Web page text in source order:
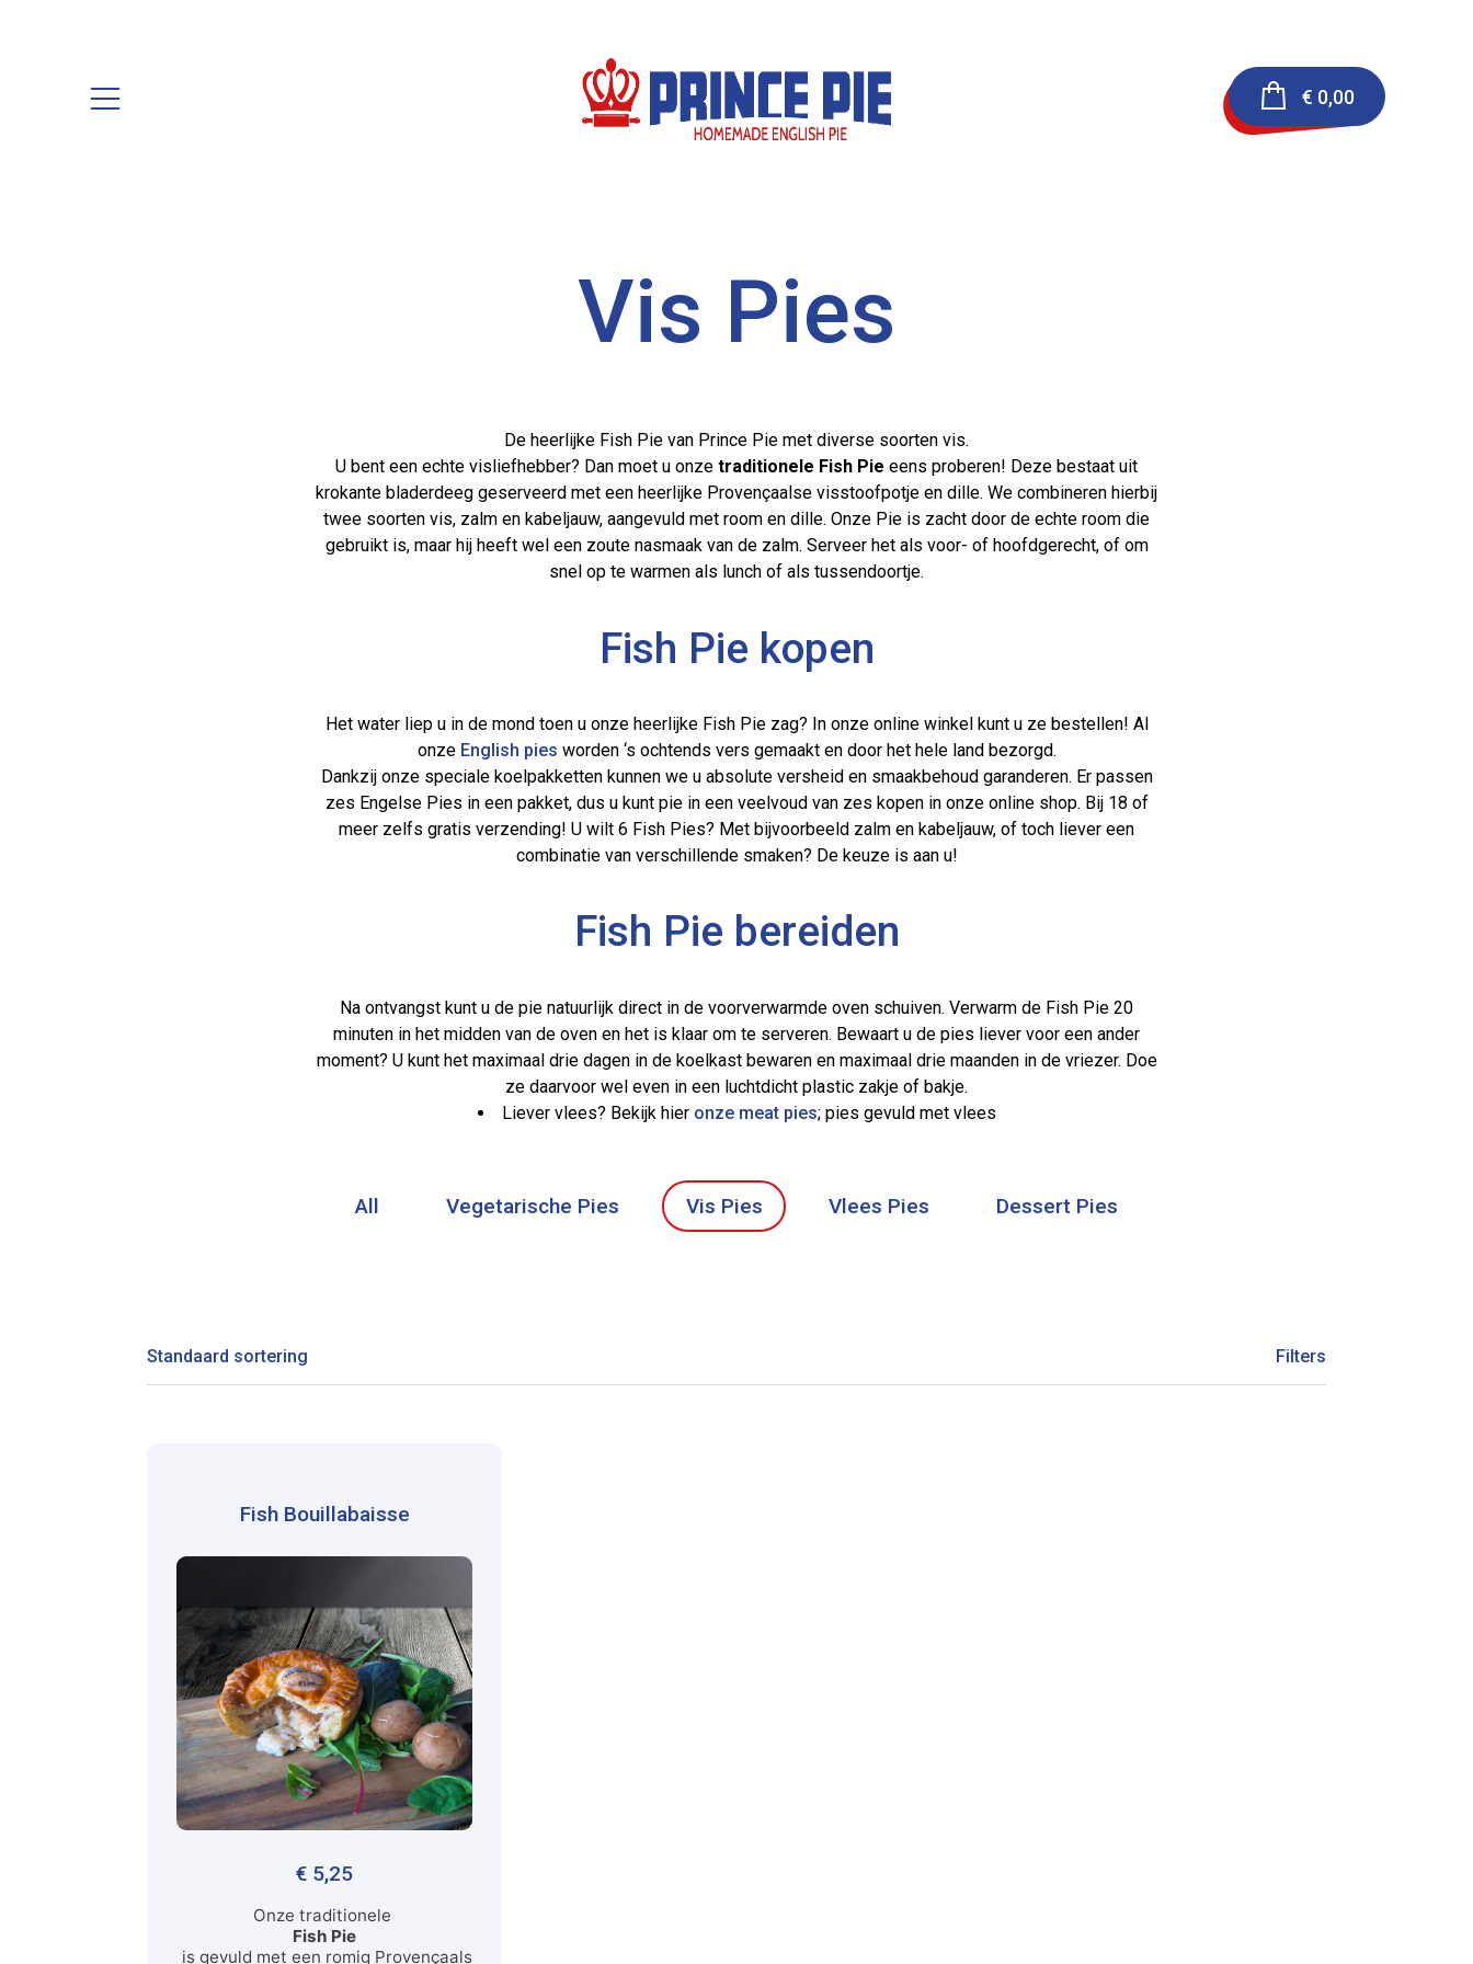
€ 0,00
Vis Pies
De heerlijke Fish Pie van Prince Pie met diverse soorten vis.
U bent een echte visliefhebber? Dan moet u onze traditionele Fish Pie eens proberen! Deze bestaat uit
krokante bladerdeeg geserveerd met een heerlijke Provençaalse visstoofpotje en dille. We combineren hierbij
twee soorten vis, zalm en kabeljauw, aangevuld met room en dille. Onze Pie is zacht door de echte room die
gebruikt is, maar hij heeft wel een zoute nasmaak van de zalm. Serveer het als voor- of hoofdgerecht, of om
snel op te warmen als lunch of als tussendoortje.
Fish Pie kopen
Het water liep u in de mond toen u onze heerlijke Fish Pie zag? In onze online winkel kunt u ze bestellen! Al
onze English pies worden ‘s ochtends vers gemaakt en door het hele land bezorgd.
Dankzij onze speciale koelpakketten kunnen we u absolute versheid en smaakbehoud garanderen. Er passen
zes Engelse Pies in een pakket, dus u kunt pie in een veelvoud van zes kopen in onze online shop. Bij 18 of
meer zelfs gratis verzending! U wilt 6 Fish Pies? Met bijvoorbeeld zalm en kabeljauw, of toch liever een
combinatie van verschillende smaken? De keuze is aan u!
Fish Pie bereiden
Na ontvangst kunt u de pie natuurlijk direct in de voorverwarmde oven schuiven. Verwarm de Fish Pie 20
minuten in het midden van de oven en het is klaar om te serveren. Bewaart u de pies liever voor een ander
moment? U kunt het maximaal drie dagen in de koelkast bewaren en maximaal drie maanden in de vriezer. Doe
ze daarvoor wel even in een luchtdicht plastic zakje of bakje.
Liever vlees? Bekijk hier onze meat pies; pies gevuld met vlees
All Vegetarische Pies Vis Pies Vlees Pies Dessert Pies
Filters
Fish Bouillabaisse
€ 5,25
Onze traditionele
Fish Pie
is gevuld met een romig Provençaals